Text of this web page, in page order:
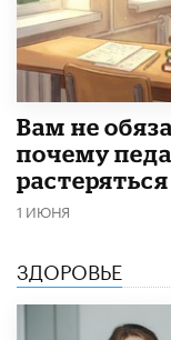
​Вам не
почему
растеряться
1 ИЮНЯ
ЗДОРОВЬЕ